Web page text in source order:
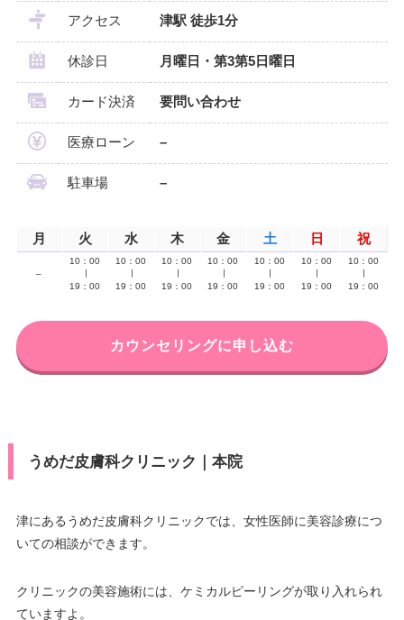
アクセス 津駅 徒歩1分
休診日 月曜日・第3第5日曜日
カード決済 要問い合わせ
医療ローン –
駐車場 –
月 火 水 木 金 土 日 祝
–
10：00
19：00
10：00
19：00
10：00
19：00
10：00
19：00
10：00
19：00
10：00
19：00
10：00
19：00
カウンセリングに申し込む
うめだ皮膚科クリニック｜本院
津にあるうめだ皮膚科クリニックでは、女性医師に美容診療につ
いての相談ができます。
クリニックの美容施術には、ケミカルピーリングが取り入れられ
ていますよ。